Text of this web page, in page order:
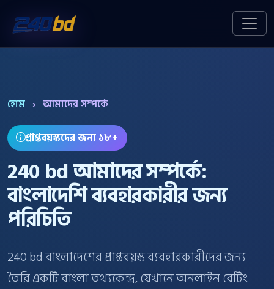
হোম › আমাদের সম্পর্কে
প্রাপ্তবয়স্কদের জন্য ১৮+
240 bd আমাদের সম্পর্কে:
বাংলাদেশি ব্যবহারকারীর জন্য
পরিচিতি
240 bd বাংলাদেশের প্রাপ্তবয়স্ক ব্যবহারকারীদের জন্য
তৈরি একটি বাংলা তথ্যকেন্দ্র, যেখানে অনলাইন বেটিং